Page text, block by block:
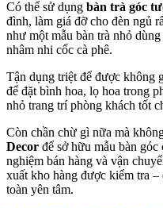
Có thể sử dụng bàn trà góc
đình, làm giá đỡ cho đèn ngủ
như một mẫu bàn trà nhỏ
nhâm nhi cốc cà phê.
Tận dụng triệt để được không
để đặt bình hoa, lọ hoa trong
nhỏ trang trí phòng khách tốt
Còn chần chừ gì nữa mà
Decor để sở hữu mẫu bàn
nghiệm bán hàng và vận
xuất kho hàng được kiểm tra –
toàn yên tâm.